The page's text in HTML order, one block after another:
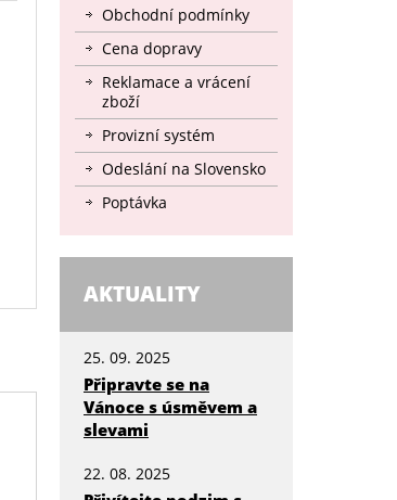
Obchodní podmínky
Cena dopravy
Reklamace a vrácení
zboží
Provizní systém
Odeslání na Slovensko
Poptávka
AKTUALITY
25. 09. 2025
Připravte se na
Vánoce s úsměvem a
slevami
22. 08. 2025